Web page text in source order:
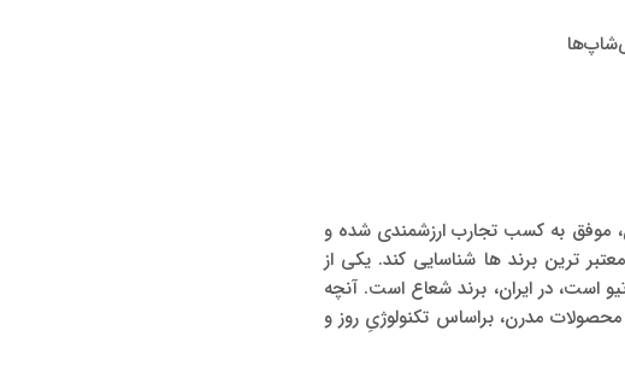
موفق به کسب تجارب ارزشمندی شده و
معتبر ترین برند ها شناسایی کند. یکی از
است، در ایران، برند شعاع است. آنچه
محصولات مدرن، براساس تکنولوژیِ روز و